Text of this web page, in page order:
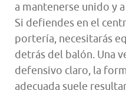
a mantenerse unido y
Si defiendes en el
portería, necesitarás
detrás del balón. Una
defensivo claro, la
adecuada suele